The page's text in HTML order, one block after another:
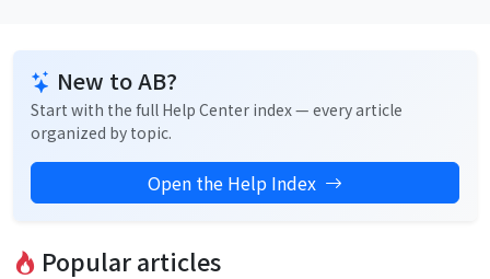
New to AB?
Start with the full Help Center index — every article
organized by topic.
Open the Help Index
Popular articles